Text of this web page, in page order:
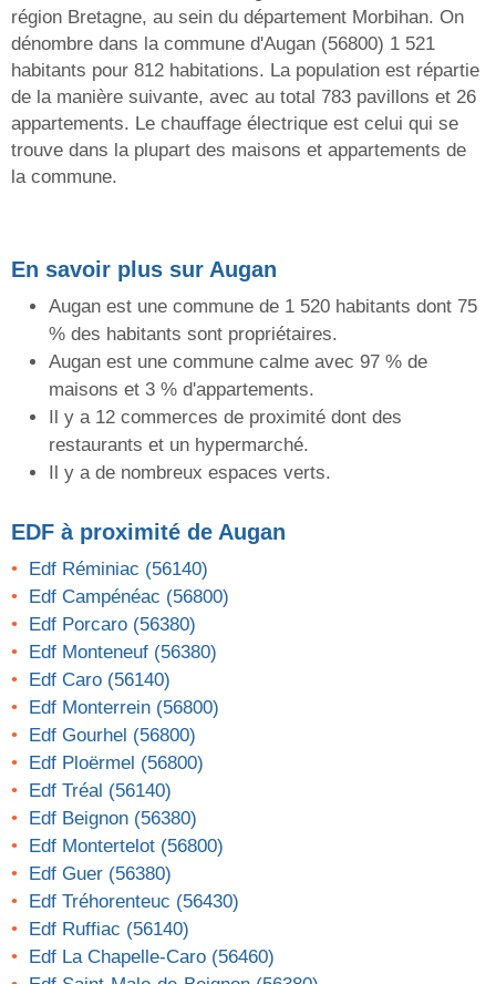
région Bretagne, au sein du département Morbihan. On
dénombre dans la commune d'Augan (56800) 1 521
habitants pour 812 habitations. La population est répartie
de la manière suivante, avec au total 783 pavillons et 26
appartements. Le chauffage électrique est celui qui se
trouve dans la plupart des maisons et appartements de
la commune.
En savoir plus sur Augan
Augan est une commune de 1 520 habitants dont 75
% des habitants sont propriétaires.
Augan est une commune calme avec 97 % de
maisons et 3 % d'appartements.
Il y a 12 commerces de proximité dont des
restaurants et un hypermarché.
Il y a de nombreux espaces verts.
EDF à proximité de Augan
Edf Réminiac (56140)
Edf Campénéac (56800)
Edf Porcaro (56380)
Edf Monteneuf (56380)
Edf Caro (56140)
Edf Monterrein (56800)
Edf Gourhel (56800)
Edf Ploërmel (56800)
Edf Tréal (56140)
Edf Beignon (56380)
Edf Montertelot (56800)
Edf Guer (56380)
Edf Tréhorenteuc (56430)
Edf Ruffiac (56140)
Edf La Chapelle-Caro (56460)